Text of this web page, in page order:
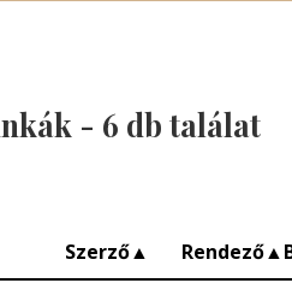
- 6 db találat
Szerző▲ Rendező▲